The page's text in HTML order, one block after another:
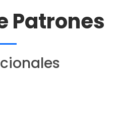
Patrones